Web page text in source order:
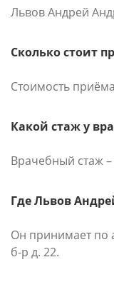
Львов Андрей
Сколько стоит
Стоимость
Какой стаж у
Врачебный стаж –
Где Львов
Он принимает по
б-р д. 22.